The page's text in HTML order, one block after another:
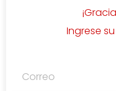
Ingrese